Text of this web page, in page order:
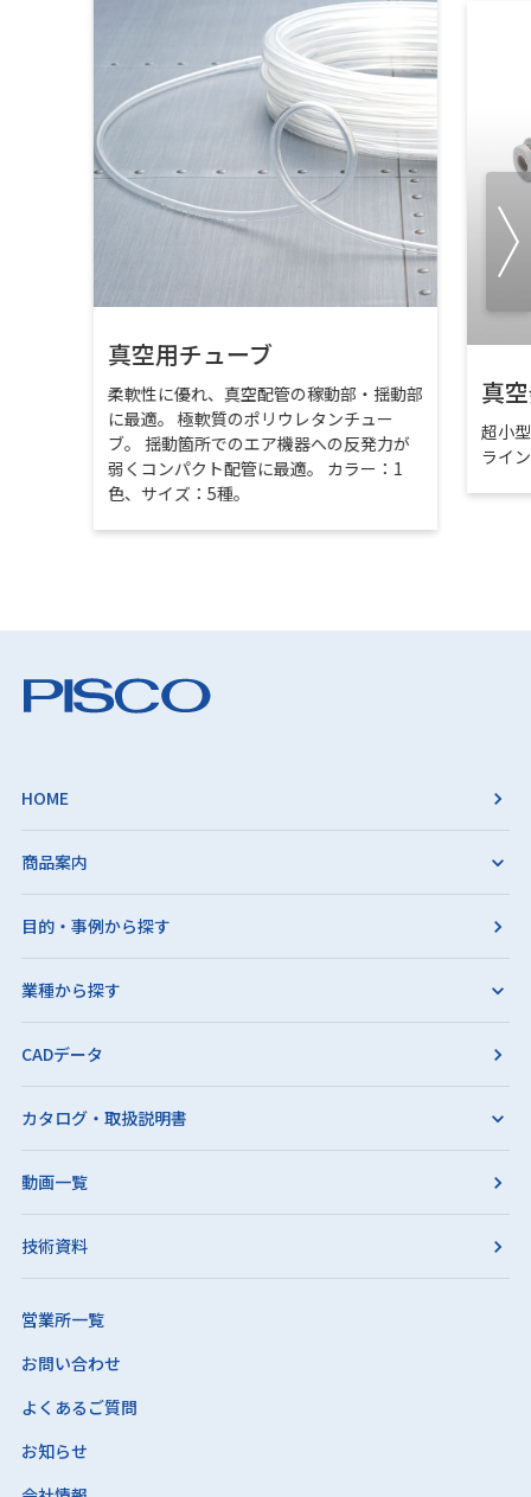
真空用チューブ
柔軟性に優れ、真空配管の稼動部・揺動部
に最適。 極軟質のポリウレタンチュー
ブ。 揺動箇所でのエア機器への反発力が
弱くコンパクト配管に最適。 カラー：1
色、サイズ：5種。
真
超小
ライ
HOME
商品案内
目的・事例から探す
業種から探す
CADデータ
カタログ・取扱説明書
動画一覧
技術資料
営業所一覧
お問い合わせ
よくあるご質問
お知らせ